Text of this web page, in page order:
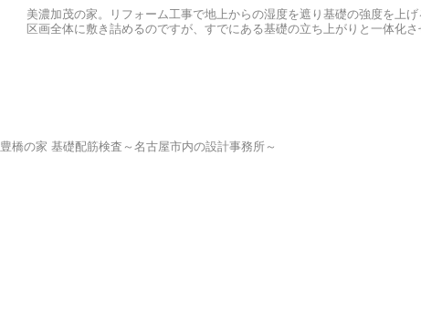
美濃加茂の家。リフォーム工事で地上からの湿度を遮り基礎の強度を上
区画全体に敷き詰めるのですが、すでにある基礎の立ち上がりと一体化
豊橋の家 基礎配筋検査～名古屋市内の設計事務所～